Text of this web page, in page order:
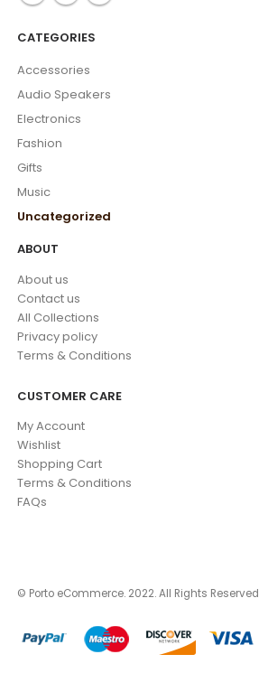
CATEGORIES
Accessories
Audio Speakers
Electronics
Fashion
Gifts
Music
Uncategorized
ABOUT
About us
Contact us
All Collections
Privacy policy
Terms & Conditions
CUSTOMER CARE
My Account
Wishlist
Shopping Cart
Terms & Conditions
FAQs
© Porto eCommerce. 2022. All Rights Reserved